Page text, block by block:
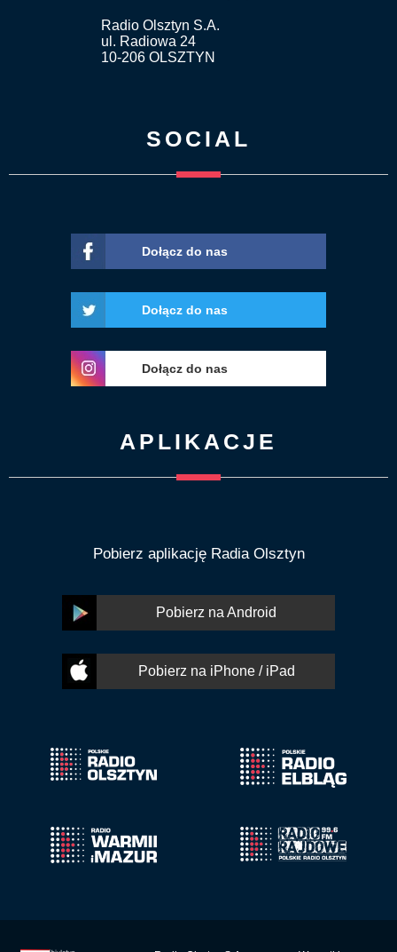
Radio Olsztyn S.A.
ul. Radiowa 24
10-206 OLSZTYN
SOCIAL
Dołącz do nas
Dołącz do nas
Dołącz do nas
APLIKACJE
Pobierz aplikację Radia Olsztyn
Pobierz na Android
Pobierz na iPhone / iPad